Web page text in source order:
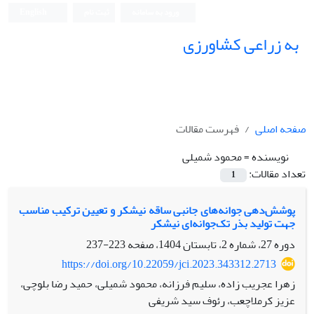
به زراعی کشاورزی
صفحه اصلی
فهرست مقالات
نویسنده =محمود شمیلی
تعداد مقالات:
1
پوشش‌دهی جوانه‌های جانبی ساقه نیشکر و تعیین ترکیب مناسب
جهت تولید بذر تک‌جوانه‌‏ای نیشکر
دوره 27، شماره 2، تابستان 1404، صفحه
223-237
https://doi.org/10.22059/jci.2023.343312.2713
زهرا عجریب زاده، سلیم فرزانه، محمود شمیلی، حمید رضا بلوچی،
عزیز کرملاچعب، رئوف سید شریفی